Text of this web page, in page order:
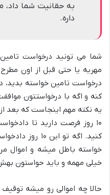
به حقانیت شما داد،
داره.
شما می تونید درخواست
مهریه یا حتی قبل از اون
درخواست تامین خواسته
کنه و اگه با درخواستتون
یه نکته مهم اینجاست که بعد
۱۰ روز فرصت دارید تا
کنید. اگه تو
خواسته باطل میشه و اموال
خیلی مهمه و باید حواستون
حالا چه اموالی رو میشه توقیف